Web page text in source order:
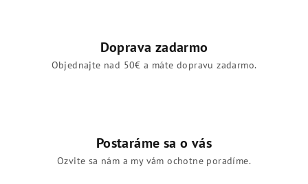
Doprava zadarmo
Objednajte nad 50€ a máte dopravu zadarmo.
Postaráme sa o vás
Ozvite sa nám a my vám ochotne poradíme.